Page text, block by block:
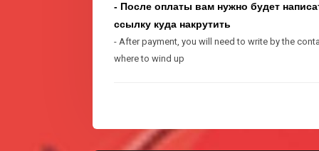
- После оплаты вам нужно будет
ссылку куда накрутить
- After payment, you will need to write by the
where to wind up